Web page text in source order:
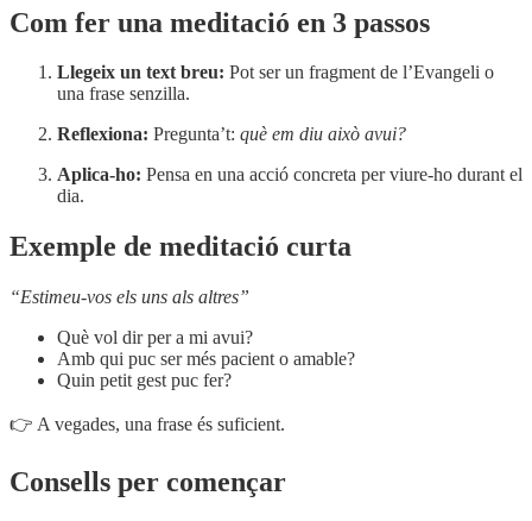
Com fer una meditació en 3 passos
Llegeix un text breu: Pot ser un fragment de l’Evangeli o
una frase senzilla.
Reflexiona: Pregunta’t: què em diu això avui?
Aplica-ho: Pensa en una acció concreta per viure-ho durant el
dia.
Exemple de meditació curta
“Estimeu-vos els uns als altres”
Què vol dir per a mi avui?
Amb qui puc ser més pacient o amable?
Quin petit gest puc fer?
👉 A vegades, una frase és suficient.
Consells per començar